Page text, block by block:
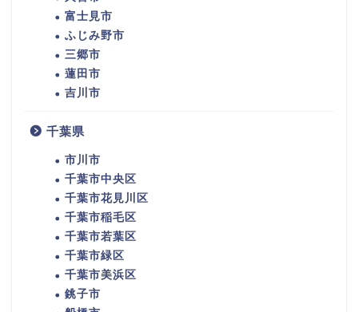
富士見市
ふじみ野市
三郷市
蓮田市
吉川市
千葉県
市川市
千葉市中央区
千葉市花見川区
千葉市稲毛区
千葉市若葉区
千葉市緑区
千葉市美浜区
銚子市